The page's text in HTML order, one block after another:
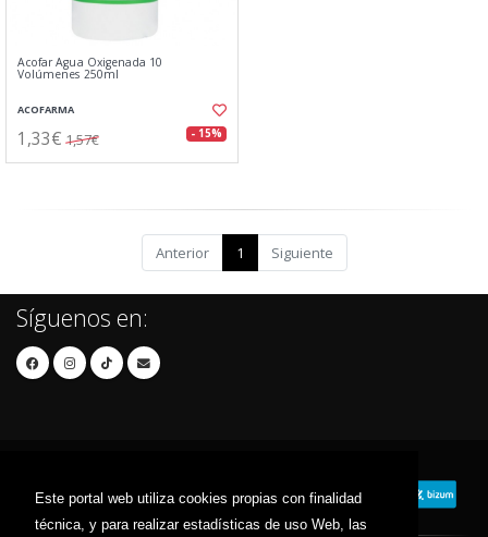
Este portal web utiliza cookies propias con finalidad
técnica, y para realizar estadísticas de uso Web, las
Acofar Agua Oxigenada 10
Volúmenes 250ml
ACOFARMA
1,33€ 1,57€ - 15%
Anterior 1 Siguiente
Síguenos en: